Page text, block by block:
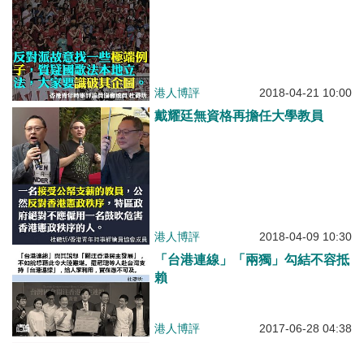
港人博評 2018-04-21 10:00
戴耀廷無資格再擔任大學教員
港人博評 2018-04-09 10:30
「台港連線」「兩獨」勾結不容抵
賴
港人博評 2017-06-28 04:38